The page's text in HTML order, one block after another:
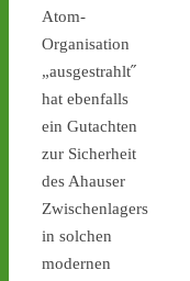
Atom-
Organisation
„ausgestrahlt˝
hat ebenfalls
ein Gutachten
zur Sicherheit
des Ahauser
Zwischenlagers
in solchen
modernen